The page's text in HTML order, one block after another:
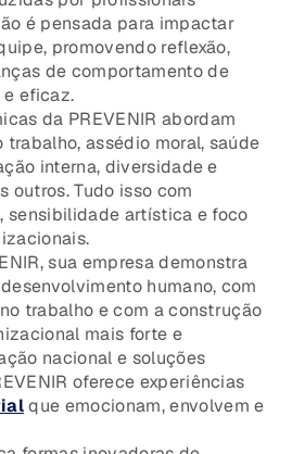
é pensada para impactar
promovendo reflexão,
de comportamento de
eficaz.
da PREVENIR abordam
assédio moral, saúde
interna, diversidade e
outros. Tudo isso com
sensibilidade artística e foco
sua empresa demonstra
humano, com
trabalho e com a construção
mais forte e
nacional e soluções
oferece experiências
que emocionam, envolvem e